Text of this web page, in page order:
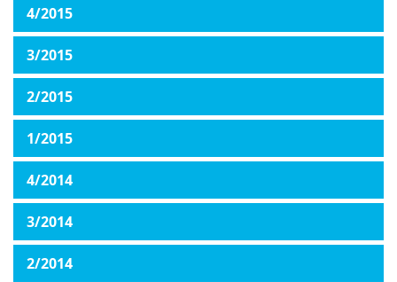
4/2015
3/2015
2/2015
1/2015
4/2014
3/2014
2/2014